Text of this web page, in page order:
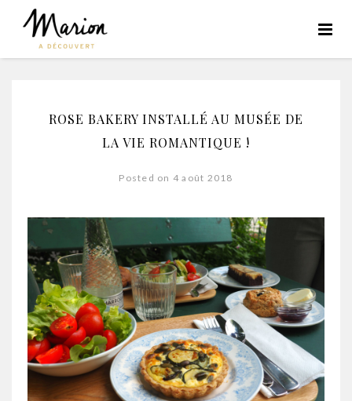
ROSE BAKERY INSTALLÉ AU MUSÉE DE
LA VIE ROMANTIQUE !
Posted on 4 août 2018